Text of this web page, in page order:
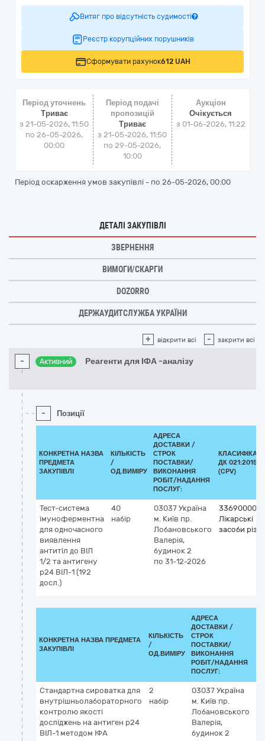
Витяг про відсутність судимості
Реєстр корупційних порушників
Сформувати рахунок612 UAH
Період уточнень
Триває
з 21-05-2026, 11:50
по 26-05-2026,
00:00
Період подачі
пропозицій
Триває
з 21-05-2026, 11:50
по 29-05-2026,
10:00
Аукціон
Очікується
з 01-06-2026, 11:22
Період оскарження умов закупівлі - по 26-05-2026, 00:00
ДЕТАЛІ ЗАКУПІВЛІ
ЗВЕРНЕННЯ
ВИМОГИ/СКАРГИ
DOZORRO
ДЕРЖАУДИТСЛУЖБА УКРАЇНИ
+ відкрити всі - закрити всі
- Активний Реагенти для ІФА -аналізу
- Позиції
КОНКРЕТНА НАЗВА
ПРЕДМЕТА
ЗАКУПІВЛІ
КІЛЬКІСТЬ
/
ОД.ВИМІРУ
АДРЕСА
ДОСТАВКИ /
СТРОК
ПОСТАВКИ/
ВИКОНАННЯ
РОБІТ/НАДАННЯ
ПОСЛУГ:
ДК 021:2015
(CPV)
Тест-система
імуноферментна
для одночасного
виявлення
антитіл до ВІЛ
1/2 та антигену
р24 ВІЛ-1 (192
досл.)
40
набір
03037 Україна
м. Київ пр.
Лобановського
Валерія,
будинок 2
по 31-12-2026
33690000-3
Лікарські
засоби різні
КОНКРЕТНА НАЗВА ПРЕДМЕТА
ЗАКУПІВЛІ
КІЛЬКІСТЬ
/
ОД.ВИМІРУ
АДРЕСА
ДОСТАВКИ /
СТРОК
ПОСТАВКИ/
ВИКОНАННЯ
РОБІТ/НАДАННЯ
ПОСЛУГ:
Стандартна сироватка для
внутрішньолабораторного
контролю якості
досліджень на антиген р24
ВІЛ-1 методом ІФА
2
набір
03037 Україна
м. Київ пр.
Лобановського
Валерія,
будинок 2